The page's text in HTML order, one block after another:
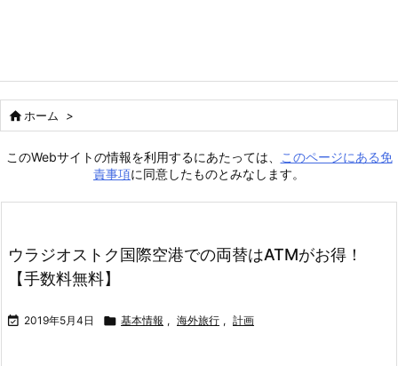
ホーム >
このWebサイトの情報を利用するにあたっては、
このページにある免
責事項に同意したものとみなします。
ウラジオストク国際空港での両替はATMがお得！
【手数料無料】
 2019年5月4日  基本情報 , 海外旅行 , 計画